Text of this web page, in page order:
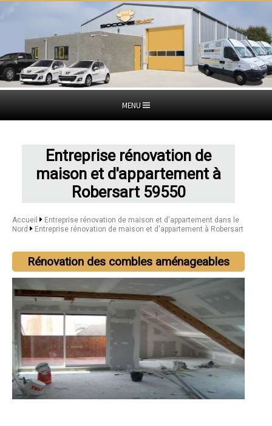
MENU
Entreprise rénovation de
maison et d'appartement à
Robersart 59550
Accueil
Entreprise rénovation de maison et d'appartement dans le
Nord
Entreprise rénovation de maison et d'appartement à Robersart
Rénovation des combles aménageables